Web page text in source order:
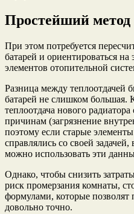
Простейший метод
При этом потребуется
батарей и ориентироваться
элементов отопительной
Разница между теплоотдачей
батарей не слишком большая.
теплоотдача нового
причинам (загрязнение
поэтому если старые
справлялись со своей
можно использовать эти
Однако, чтобы снизить
риск промерзания комнаты,
формулами, которые позволят
довольно точно.